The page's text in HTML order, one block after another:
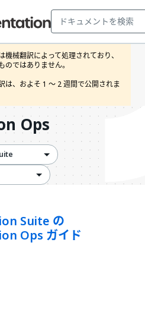
機械翻訳によって処理されており、
ではありません。
は、およそ 1 ～ 2 週間で公開されま
Ops
Suite の
Ops ガイド